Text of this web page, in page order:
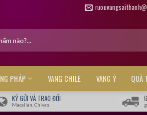
PHÁP VANG CHILE VANG Ý QUÀ
KÝ GỬI VÀ TRAO ĐỔI
Macallan, Chivas